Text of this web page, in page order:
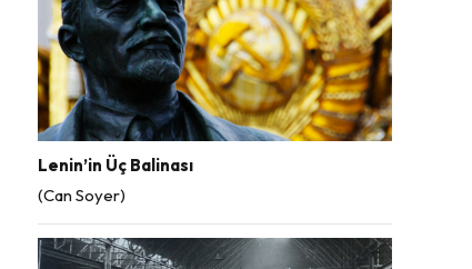
Lenin’in Üç Balinası
(Can Soyer)